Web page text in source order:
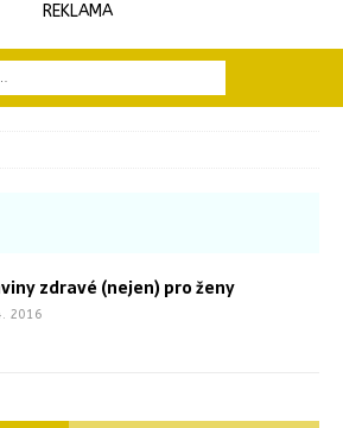
REKLAMA
zdravé (nejen) pro ženy
2016